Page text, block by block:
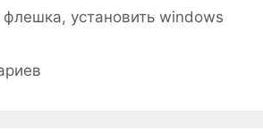
флешка, установить windows